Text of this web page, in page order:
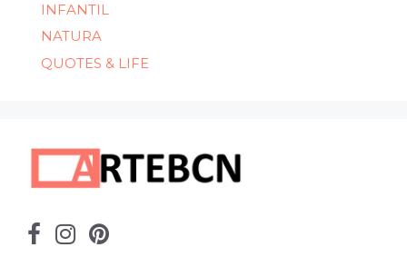
INFANTIL
NATURA
QUOTES & LIFE